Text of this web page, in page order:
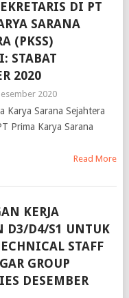
SARANA
(PKSS)
STABAT
2020
2020
Sarana Sejahtera
Prima Karya Sarana
D3/D4/S1 UNTUK
STAFF
GROUP
DESEMBER